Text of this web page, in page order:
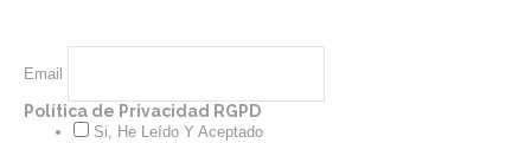
Email
Política de Privacidad RGPD
Si, He Leído Y Aceptado